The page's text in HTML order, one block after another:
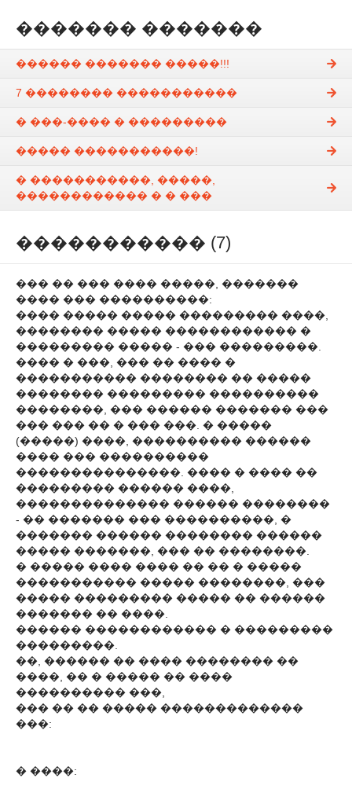
������� �������
������ ������� �����!!!
7 �������� �����������
� ���-���� � ���������
����� �����������!
� �����������, �����,
������������ � � ���
����������� (7)
��� �� ��� ���� �����, �������
���� ��� ����������:
���� ����� ����� ��������� ����,
�������� ����� ������������ �
��������� ����� - ��� ���������.
���� � ���, ��� �� ���� �
����������� �������� �� �����
�������� ��������� ����������
��������, ��� ������ ������� ���
��� ��� �� � ��� ���. � �����
(�����) ����, ���������� ������
���� ��� ����������
���������������. ���� � ���� ��
��������� ������ ����,
�������������� ������ ��������
- �� ������� ��� ����������, �
������� ������ �������� ������
����� �������, ��� �� ��������.
� ����� ���� ���� �� �� � �����
����������� ����� ��������, ���
����� ��������� ����� �� ������
������� �� ����.
������ ������������ � ���������
���������.
��, ������ �� ���� �������� ��
����, �� � ����� �� ����
���������� ���,
��� �� �� ����� �������������
���:
� ����: